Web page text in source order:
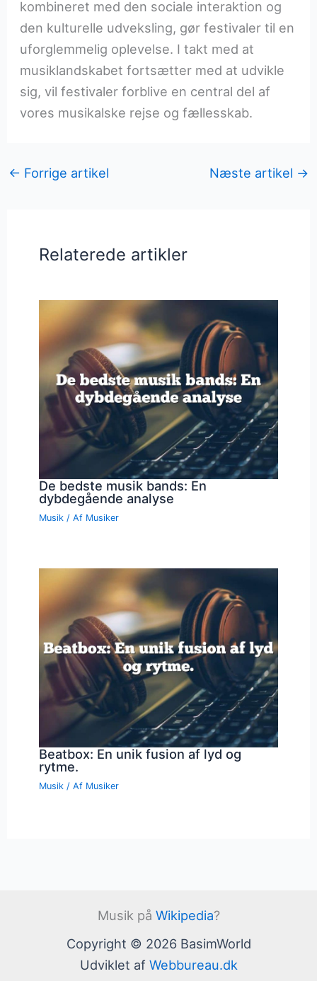
kombineret med den sociale interaktion og
den kulturelle udveksling, gør festivaler til en
uforglemmelig oplevelse. I takt med at
musiklandskabet fortsætter med at udvikle
sig, vil festivaler forblive en central del af
vores musikalske rejse og fællesskab.
← Forrige artikel Næste artikel →
Relaterede artikler
De bedste musik bands: En
dybdegående analyse
Musik / Af Musiker
Beatbox: En unik fusion af lyd og
rytme.
Musik / Af Musiker
Musik på Wikipedia?
Copyright © 2026 BasimWorld
Udviklet af Webbureau.dk